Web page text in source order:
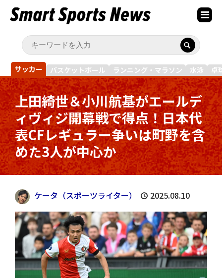
サッカー バスケットボール ランニング・マラソン 水泳 卓
上田綺世＆小川航基がエールデ
ィヴィジ開幕戦で得点！日本代
表CFレギュラー争いは町野を含
めた3人が中心か
ケータ（スポーツライター） 2025.08.10